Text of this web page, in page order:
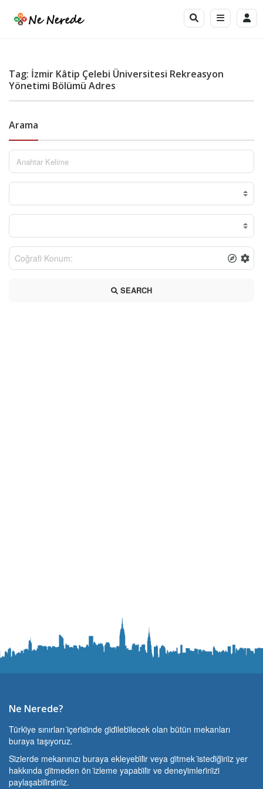
Tag: İzmir Kâtip Çelebi Üniversitesi Rekreasyon
Yönetimi Bölümü Adres
Arama
SEARCH
Ne Nerede?
Türki̇ye sınırları i̇çeri̇si̇nde gi̇di̇lebi̇lecek olan bütün mekanları
buraya taşıyoruz.
Si̇zlerde mekanınızı buraya ekleyebi̇li̇r veya gi̇tmek i̇stedi̇ği̇ni̇z yer
hakkında gi̇tmeden ön i̇zleme yapabi̇li̇r ve deneyi̇mleri̇ni̇zi̇
paylaşabi̇li̇rsi̇ni̇z.